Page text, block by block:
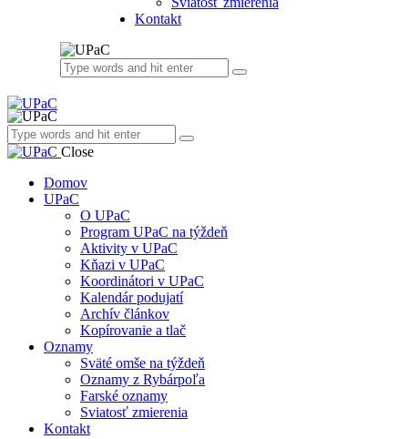
Kontakt
Close
Domov
UPaC
O UPaC
Program UPaC na týždeň
Aktivity v UPaC
Kňazi v UPaC
Koordinátori v UPaC
Kalendár podujatí
Archív článkov
Kopírovanie a tlač
Oznamy
Sväté omše na týždeň
Oznamy z Rybárpoľa
Farské oznamy
Sviatosť zmierenia
Kontakt